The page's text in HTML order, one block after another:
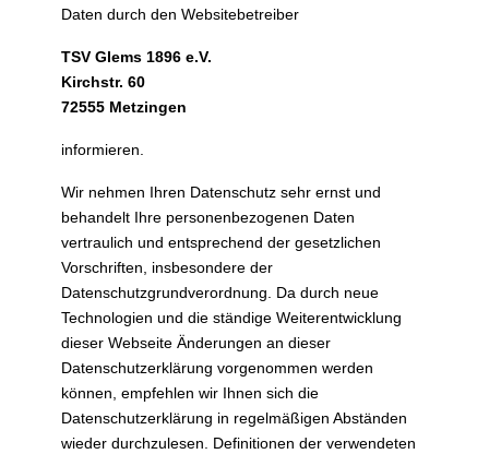
Daten durch den Websitebetreiber
TSV Glems 1896 e.V.
Kirchstr. 60
72555 Metzingen
informieren.
Wir nehmen Ihren Datenschutz sehr ernst und
behandelt Ihre personenbezogenen Daten
vertraulich und entsprechend der gesetzlichen
Vorschriften, insbesondere der
Datenschutzgrundverordnung. Da durch neue
Technologien und die ständige Weiterentwicklung
dieser Webseite Änderungen an dieser
Datenschutzerklärung vorgenommen werden
können, empfehlen wir Ihnen sich die
Datenschutzerklärung in regelmäßigen Abständen
wieder durchzulesen. Definitionen der verwendeten